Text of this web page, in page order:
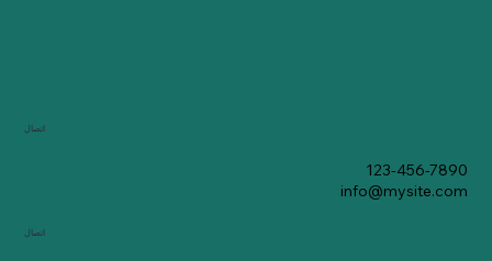
اتصال
123-456-7890
info@mysite.com
اتصال